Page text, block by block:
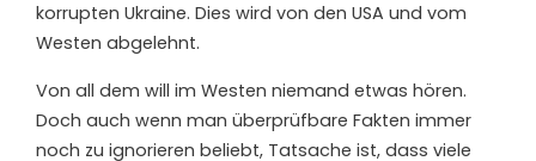
korrupten Ukraine. Dies wird von den USA und vom
Westen abgelehnt.
Von all dem will im Westen niemand etwas hören.
Doch auch wenn man überprüfbare Fakten immer
noch zu ignorieren beliebt, Tatsache ist, dass viele